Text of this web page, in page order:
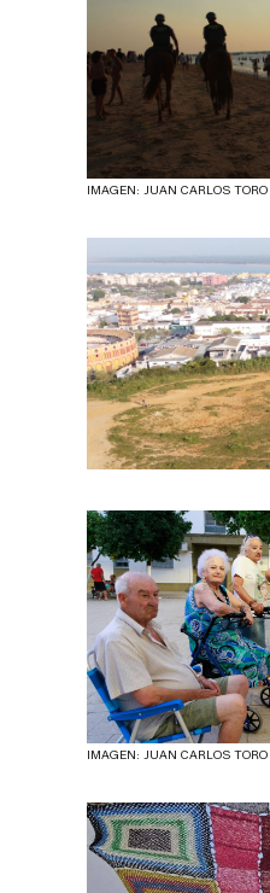
IMAGEN: JUAN CARLOS TORO
IMAGEN: JUAN CARLOS TORO